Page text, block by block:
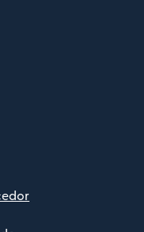
janela)
nova janela)